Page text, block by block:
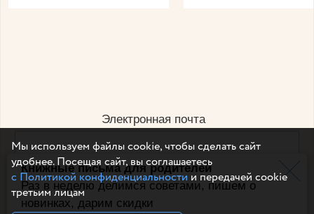
Книжные письма для родителей
Раз в неделю делимся советами, пишем о
новинках, дарим скидки
Электронная почта
Например, dulsineya@gmail.com
Без спама и смс
Мы используем файлы cookie, чтобы сделать сайт
удобнее. Посещая сайт, вы соглашаетесь
с Политикой конфиденциальностии передачей cookie
третьим лицам